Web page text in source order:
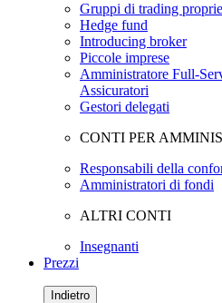
Gruppi di trading
Hedge fund
Introducing broker
Piccole imprese
Amministratore Full-
Assicuratori
Gestori delegati
CONTI PER
Responsabili della
Amministratori di fondi
ALTRI CONTI
Insegnanti
Prezzi
Indietro